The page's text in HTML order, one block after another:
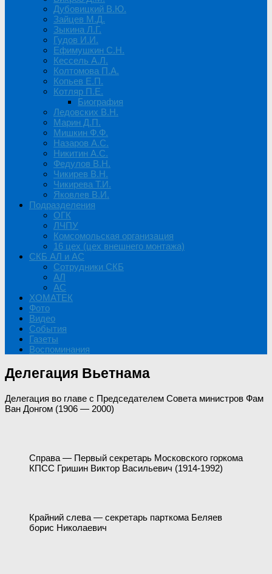
Дубовицкий В.Ю.
Зайцев М.Д.
Зыкина Л.Г.
Гудов И.И.
Ефимушкин С.Н.
Кессель А.Л.
Колтомова П.А.
Копьев Е.П.
Котляр П.Е.
Биография
Ледовских В.Н.
Марин Д.П.
Мишкин Ф.Ф.
Назаров А.С.
Никитин А.С.
Федулов В.Н.
Чикирев В.Н.
Чикирева Т.И.
Яковлев В.И.
Подразделения
ОГК
ЛЧПУ
Комсомольская организация
16 цех (цех внешнего монтажа)
СКБ АЛ и АС
Сотрудники СКБ
АЛ
АС
ХОМАТЕК
Фото
Видео
События
Газеты
Воспоминания
Делегация Вьетнама
Делегация во главе с Председателем Совета министров Фам
Ван Донгом (1906 — 2000)
Справа — Первый секретарь Московского горкома
КПСС Гришин Виктор Васильевич (1914-1992)
Крайний слева — секретарь парткома Беляев
борис Николаевич